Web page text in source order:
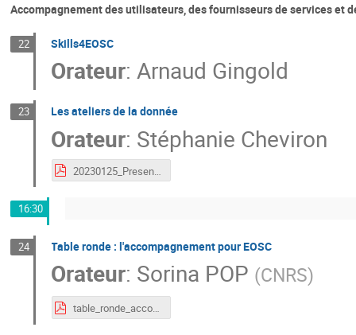
Accompagnement des utilisateurs, des fournisseurs de services et
22 Skills4EOSC
Orateur:Arnaud Gingold
23 Les ateliers de la donnée
Orateur: Stéphanie Cheviron
20230125_Presentation_ADLD_EOSC.pdf
16:30
24 Table ronde : l'accompagnement pour EOSC
Orateur: Sorina POP (CNRS)
table_ronde_accompagnement.pdf